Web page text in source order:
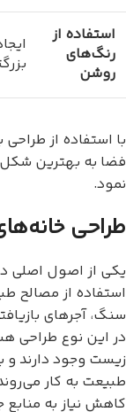
استفاده از
رنگ‌های
روشن
با استفاده از
فضا به بهترین شکل
نمود.
طراحی
یکی از اصول اصلی
استفاده از مصالح
سنگ، آجرهای
در این نوع طراحی
زیست وجود دارند و
طبیعت به کار
کاهش نیاز به